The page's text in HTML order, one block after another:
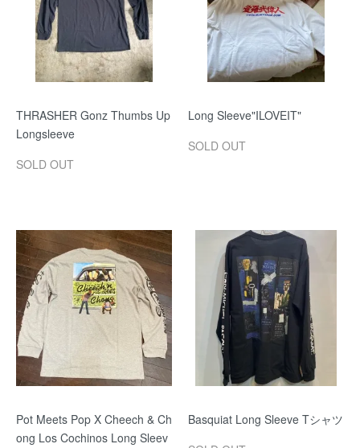
THRASHER Gonz Thumbs Up
Longsleeve
SOLD OUT
Long Sleeve"ILOVEIT"
SOLD OUT
Pot Meets Pop X Cheech & Ch
ong Los Cochinos Long Sleev
Basquiat Long Sleeve Tシャツ